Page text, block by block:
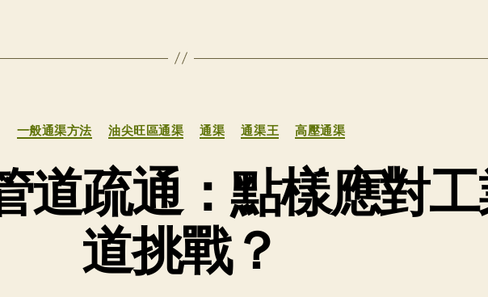
分
类
一般通渠方法 油尖旺區通渠 通渠 通渠王 高壓通渠
道疏通：點樣應對
道挑戰？